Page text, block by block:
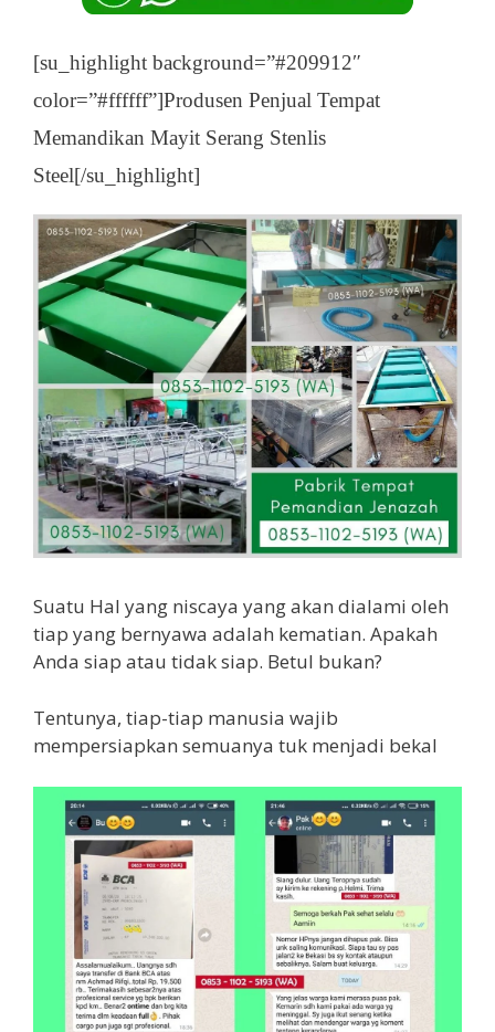
[su_highlight background=”#209912″
color=”#ffffff”]Produsen Penjual Tempat
Memandikan Mayit Serang Stenlis
Steel[/su_highlight]
Suatu Hal yang niscaya yang akan dialami oleh
tiap yang bernyawa adalah kematian. Apakah
Anda siap atau tidak siap. Betul bukan?
Tentunya, tiap-tiap manusia wajib
mempersiapkan semuanya tuk menjadi bekal